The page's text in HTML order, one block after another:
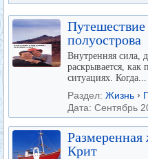
полуострова
Внутренняя сила,
раскрывается, как
ситуациях. Когда...
Раздел: Жизнь ›
Дата: Сентябрь
Размеренная
Крит